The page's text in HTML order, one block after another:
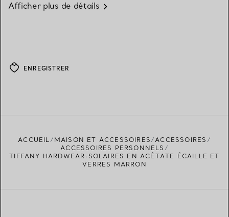
Afficher plus de détails
ENREGISTRER
ACCUEIL MAISON ET ACCESSOIRES
ACCESSOIRES
ACCESSOIRES PERSONNELS
TIFFANY HARDWEAR:SOLAIRES EN ACÉTATE ÉCAILLE ET
VERRES MARRON